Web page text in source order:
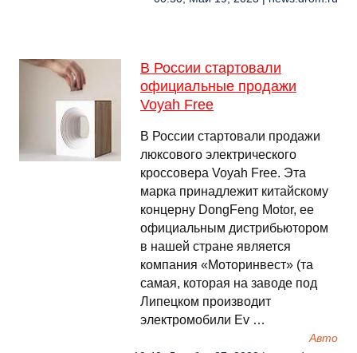
В России стартовали
официальные продажи
Voyah Free
В России стартовали продажи
люксового электрического
кроссовера Voyah Free. Эта
марка принадлежит китайскому
концерну DongFeng Motor, ее
официальным дистрибьютором
в нашей стране является
компания «Моторинвест» (та
самая, которая на заводе под
Липецком производит
электромобили Ev …
Авто